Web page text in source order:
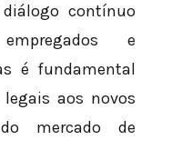
contínuo
e
é fundamental
aos novos
mercado de